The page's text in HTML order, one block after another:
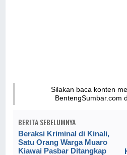
Silakan baca konten
BentengSumbar.com
BERITA SEBELUMNYA
Beraksi Kriminal di Kinali,
Satu Orang Warga Muaro
Kiawai Pasbar Ditangkap